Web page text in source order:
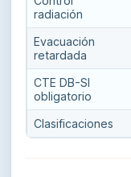
radiación
Evacuación
retardada
CTE DB-SI
obligatorio
Clasificaciones